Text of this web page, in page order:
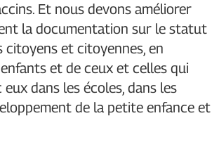
Et nous devons améliorer
la documentation sur le statut
citoyens et citoyennes, en
et de ceux et celles qui
dans les écoles, dans les
de la petite enfance et